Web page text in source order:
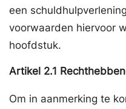
een
voorwaarden hiervoor
hoofdstuk.
Artikel 2.1
Om in aanmerking te